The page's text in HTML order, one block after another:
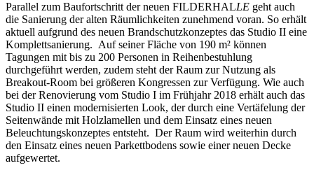
Parallel zum Baufortschritt der neuen FILDERHALLE geht auch
die Sanierung der alten Räumlichkeiten zunehmend voran. So erhält
aktuell aufgrund des neuen Brandschutzkonzeptes das Studio II eine
Komplettsanierung. Auf seiner Fläche von 190 m² können
Tagungen mit bis zu 200 Personen in Reihenbestuhlung
durchgeführt werden, zudem steht der Raum zur Nutzung als
Breakout-Room bei größeren Kongressen zur Verfügung. Wie auch
bei der Renovierung vom Studio I im Frühjahr 2018 erhält auch das
Studio II einen modernisierten Look, der durch eine Vertäfelung der
Seitenwände mit Holzlamellen und dem Einsatz eines neuen
Beleuchtungskonzeptes entsteht. Der Raum wird weiterhin durch
den Einsatz eines neuen Parkettbodens sowie einer neuen Decke
aufgewertet.